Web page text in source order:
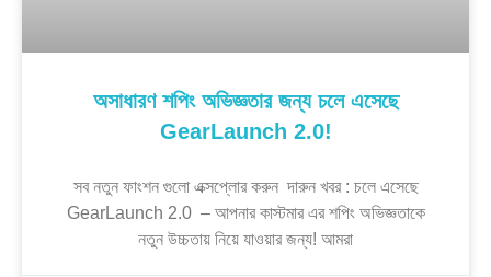
অসাধারণ শপিং অভিজ্ঞতার জন্য চলে এসেছে
GearLaunch 2.0!
সব নতুন ফাংশন গুলো এক্সপ্লোর করুন দারুন খবর : চলে এসেছে
GearLaunch 2.0 – আপনার কাস্টমার এর শপিং অভিজ্ঞতাকে
নতুন উচ্চতায় নিয়ে যাওয়ার জন্য! আমরা